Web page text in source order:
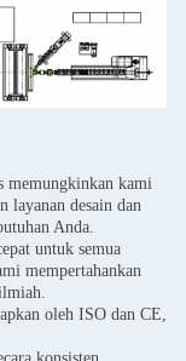
memungkinkan kami
layanan desain dan
Anda.
untuk semua
mempertahankan
oleh ISO dan CE,